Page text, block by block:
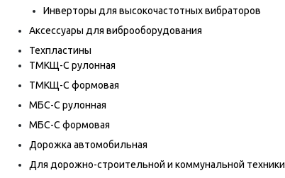
Инверторы для высокочастотных вибраторов
Аксессуары для виброоборудования
Техпластины
ТМКЩ-С рулонная
ТМКЩ-С формовая
МБС-С рулонная
МБС-С формовая
Дорожка автомобильная
Для дорожно-строительной и коммунальной техники